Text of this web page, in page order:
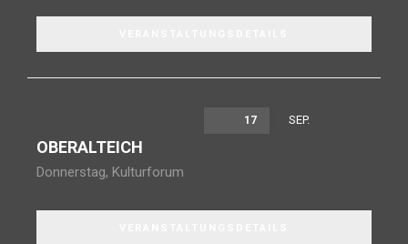
17 SEP.
OBERALTEICH
Donnerstag, Kulturforum